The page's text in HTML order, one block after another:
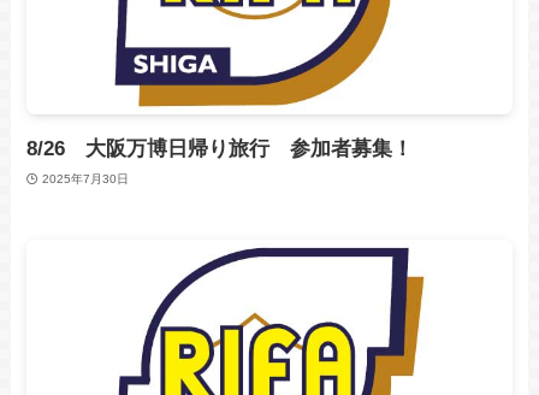
8/26 大阪万博日帰り旅行 参加者募集！
2025年7月30日